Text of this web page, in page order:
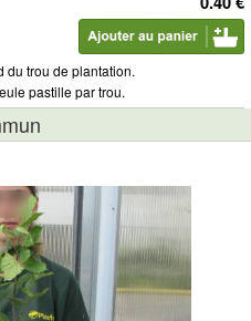
du trou de plantation.
pastille par trou.